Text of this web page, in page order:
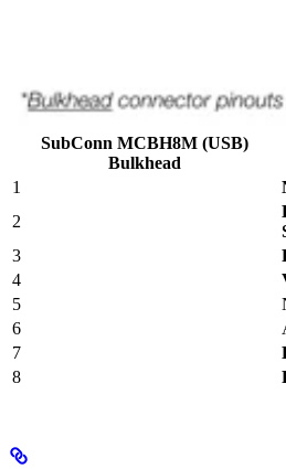
SubConn MCBH8M (USB)
Bulkhead
1
2
3
4
5
6
7
8